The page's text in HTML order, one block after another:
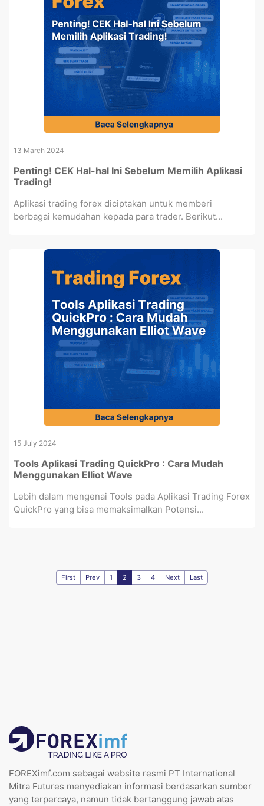
13 March 2024
Penting! CEK Hal-hal Ini Sebelum Memilih Aplikasi
Trading!
Aplikasi trading forex diciptakan untuk memberi
berbagai kemudahan kepada para trader. Berikut...
15 July 2024
Tools Aplikasi Trading QuickPro : Cara Mudah
Menggunakan Elliot Wave
Lebih dalam mengenai Tools pada Aplikasi Trading Forex
QuickPro yang bisa memaksimalkan Potensi...
First Prev 1 2 3 4 Next Last
FOREXimf.com sebagai website resmi PT International
Mitra Futures menyediakan informasi berdasarkan sumber
yang terpercaya, namun tidak bertanggung jawab atas